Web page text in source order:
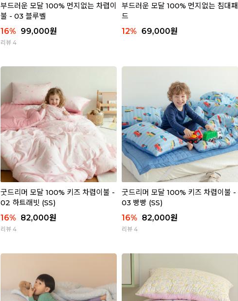
부드러운 모달 100% 먼지없는 차렵이
불 - 03 블루벨
16% 99,000원
리뷰 4
부드러운 모달 100% 먼지없는 침대패
드
12% 69,000원
굿드리머 모달 100% 키즈 차렵이불 -
02 하트래빗 (SS)
16% 82,000원
리뷰 4
굿드리머 모달 100% 키즈 차렵이불 -
03 빵빵 (SS)
16% 82,000원
리뷰 4